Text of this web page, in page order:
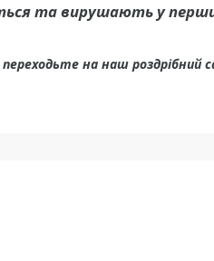
та вирушають у
на наш роздрібний